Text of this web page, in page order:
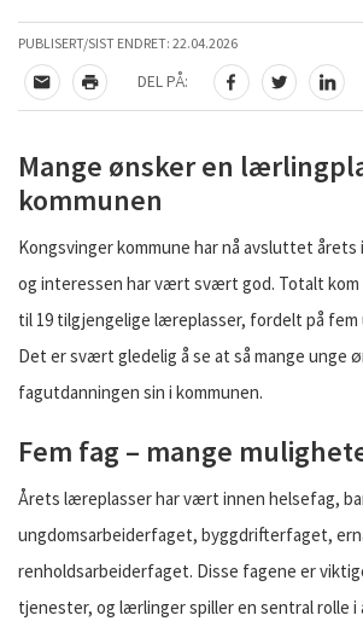
PUBLISERT/SIST ENDRET: 22.04.2026
TIPS EN VENN
SKRIV UT
DEL PÅ:
DEL PÅDEL PÅDEL
Mange ønsker en
kommunen
Kongsvinger kommune har nå avsluttet
og interessen har vært svært god. Totalt kom
til 19 tilgjengelige læreplasser, fordelt på fem
Det er svært gledelig å se at så mange unge
fagutdanningen sin i kommunen.
Fem fag – mange
Årets læreplasser har vært innen helsefag,
ungdomsarbeiderfaget, byggdrifterfaget,
renholdsarbeiderfaget. Disse fagene er
tjenester, og lærlinger spiller en sentral rolle i